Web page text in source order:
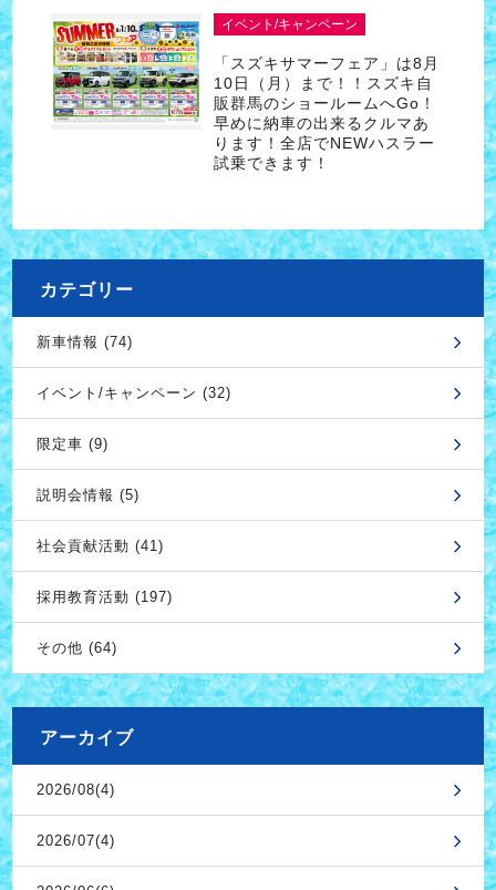
イベント/キャンペーン
「スズキサマーフェア」は8月
10日（月）まで！！スズキ自
販群馬のショールームへGo！
早めに納車の出来るクルマあ
ります！全店でNEWハスラー
試乗できます！
カテゴリー
新車情報 (74)
イベント/キャンペーン (32)
限定車 (9)
説明会情報 (5)
社会貢献活動 (41)
採用教育活動 (197)
その他 (64)
アーカイブ
2026/08(4)
2026/07(4)